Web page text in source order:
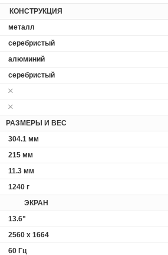
КОНСТРУКЦИЯ
металл
серебристый
алюминий
серебристый
РАЗМЕРЫ И ВЕС
304.1 мм
215 мм
11.3 мм
1240 г
ЭКРАН
13.6"
2560 x 1664
60 Гц